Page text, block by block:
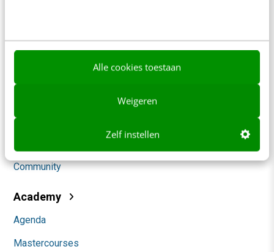
Alle cookies toestaan
Weigeren
Zelf instellen
Content & Communicatie
Social
Community
Academy
Agenda
Mastercourses